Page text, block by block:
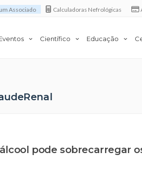
Associado Calculadoras Nefrológicas
Científico Educação
pode sobrecarregar